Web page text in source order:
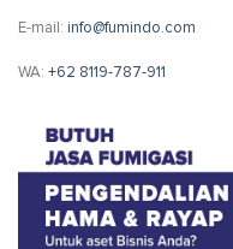
E-mail: info@fumindo.com
WA: +62 8119-787-911